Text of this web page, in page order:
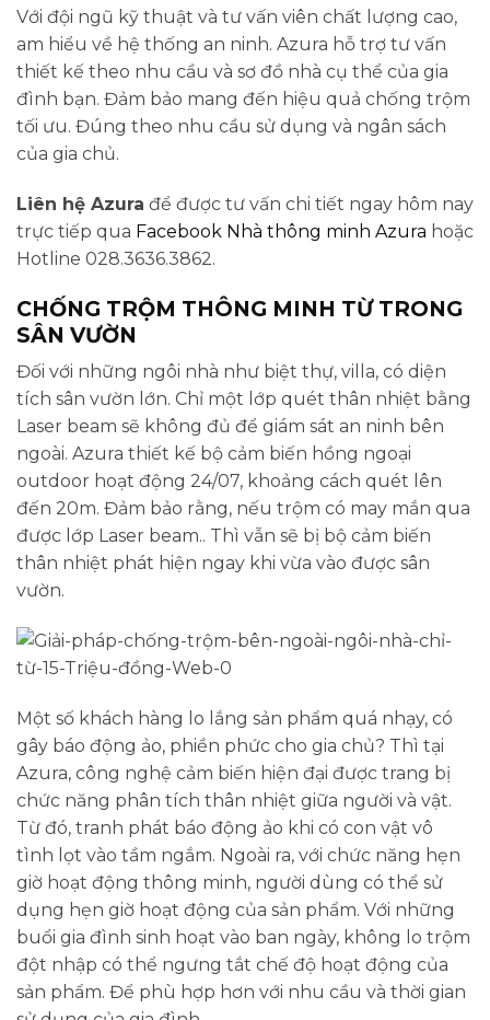
Với đội ngũ kỹ thuật và tư vấn viên chất lượng cao,
am hiểu về hệ thống an ninh. Azura hỗ trợ tư vấn
thiết kế theo nhu cầu và sơ đồ nhà cụ thể của gia
đình bạn. Đảm bảo mang đến hiệu quả chống trộm
tối ưu. Đúng theo nhu cầu sử dụng và ngân sách
của gia chủ.
Liên hệ Azura để được tư vấn chi tiết ngay hôm nay
trực tiếp qua Facebook Nhà thông minh Azura hoặc
Hotline 028.3636.3862.
CHỐNG TRỘM THÔNG MINH TỪ TRONG
SÂN VƯỜN
Đối với những ngôi nhà như biệt thự, villa, có diện
tích sân vườn lớn. Chỉ một lớp quét thân nhiệt bằng
Laser beam sẽ không đủ để giám sát an ninh bên
ngoài. Azura thiết kế bộ cảm biến hồng ngoại
outdoor hoạt động 24/07, khoảng cách quét lên
đến 20m. Đảm bảo rằng, nếu trộm có may mắn qua
được lớp Laser beam.. Thì vẫn sẽ bị bộ cảm biến
thân nhiệt phát hiện ngay khi vừa vào được sân
vườn.
Một số khách hàng lo lắng sản phẩm quá nhạy, có
gây báo động ảo, phiền phức cho gia chủ? Thì tại
Azura, công nghệ cảm biến hiện đại được trang bị
chức năng phân tích thân nhiệt giữa người và vật.
Từ đó, tranh phát báo động ảo khi có con vật vô
tình lọt vào tầm ngắm. Ngoài ra, với chức năng hẹn
giờ hoạt động thông minh, người dùng có thể sử
dụng hẹn giờ hoạt động của sản phẩm. Với những
buổi gia đình sinh hoạt vào ban ngày, không lo trộm
đột nhập có thể ngưng tắt chế độ hoạt động của
sản phẩm. Để phù hợp hơn với nhu cầu và thời gian